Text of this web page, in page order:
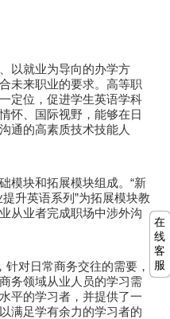
以就业为导向的办学方
未来职业的要求。高等职
定位，促进学生英语学科
怀、国际视野，能够在日
通的高素质技术技能人
模块和拓展模块组成。“新
升英语系列”为拓展模块教
从业者完成职场中涉外沟
针对日常商务交往的需要，
务领域从业人员的学习需
平的学习者，并提供了一
满足学有余力的学习者的
在
线
客
服